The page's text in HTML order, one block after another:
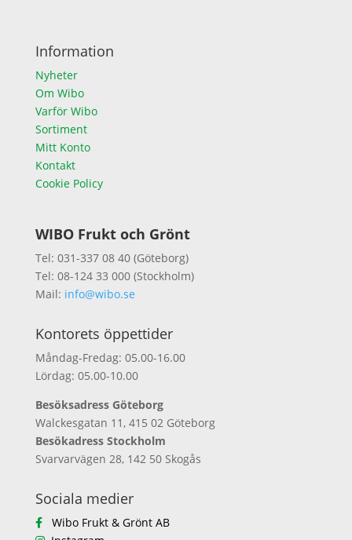
Information
Nyheter
Om Wibo
Varför Wibo
Sortiment
Mitt Konto
Kontakt
Cookie Policy
WIBO Frukt och Grönt
Tel: 031-337 08 40 (Göteborg)
Tel: 08-124 33 000 (Stockholm)
Mail: info@wibo.se
Kontorets öppettider
Måndag-Fredag: 05.00-16.00
Lördag: 05.00-10.00
Besöksadress Göteborg
Walckesgatan 11, 415 02 Göteborg
Besökadress Stockholm
Svarvarvägen 28, 142 50 Skogås
Sociala medier
Wibo Frukt & Grönt AB